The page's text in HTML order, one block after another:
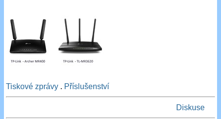
Tiskové zprávy . Příslušenství
Diskuse